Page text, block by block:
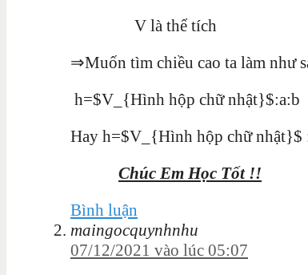
V là thể tích
⇒Muốn tìm chiều cao ta làm như
h=$V_{Hình hộp chữ nhật}$:a:b
Hay h=$V_{Hình hộp chữ nhật}$
Chúc Em Học Tốt !!
Bình luận
maingocquynhnhu
07/12/2021 vào lúc 05:07